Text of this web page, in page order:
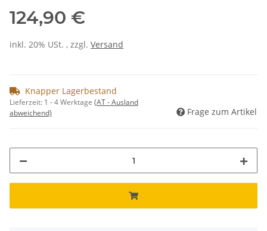
124,90 €
inkl. 20% USt. , zzgl. Versand
Knapper Lagerbestand
Lieferzeit: 1 - 4 Werktage (AT - Ausland
abweichend)
Frage zum Artikel